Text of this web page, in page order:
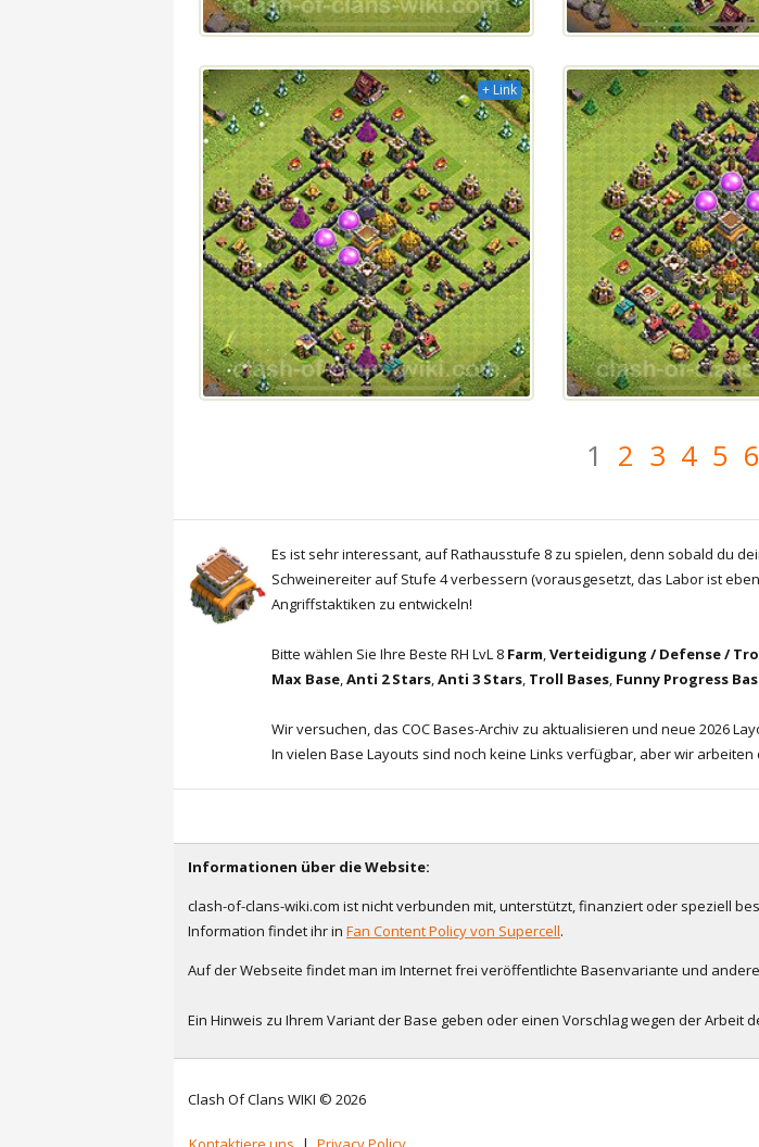
+ Link
1 2 3 4 5 6
Es ist sehr interessant, auf Rathausstufe 8 zu spielen, denn sobald du
Schweinereiter auf Stufe 4 verbessern (vorausgesetzt, das Labor ist
Angriffstaktiken zu entwickeln!
Bitte wählen Sie Ihre Beste RH LvL 8 Farm,Verteidigung / Defense /
Max Base,Anti 2 Stars,Anti 3 Stars, Troll Bases, Funny Progress
Wir versuchen, das COC Bases-Archiv zu aktualisieren und neue 2026
In vielen Base Layouts sind noch keine Links verfügbar, aber wir arbeiten
Informationen über die Website:
clash-of-clans-wiki.com ist nicht verbunden mit, unterstützt, finanziert oder speziell
Information findet ihr in Fan Content Policy von Supercell.
Auf der Webseite findet man im Internet frei veröffentlichte Basenvariante und
Ein Hinweis zu Ihrem Variant der Base geben oder einen Vorschlag wegen der Arbeit
Clash Of Clans WIKI © 2026